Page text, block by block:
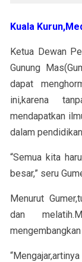
Kuala
Ketua Dewan
Gunung
dapat
ini,karena
mendapatkan
dalam
“Semua kita
besar,” seru
Menurut
dan